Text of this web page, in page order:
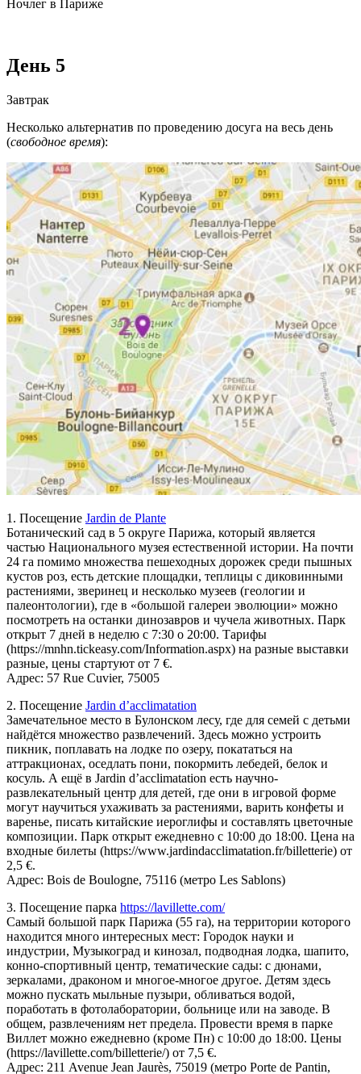
Ночлег в Париже
День 5
Завтрак
Несколько альтернатив по проведению досуга на весь день
(свободное время):
1. Посещение Jardin de Plante
Ботанический сад в 5 округе Парижа, который является
частью Национального музея естественной истории. На почти
24 га помимо множества пешеходных дорожек среди пышных
кустов роз, есть детские площадки, теплицы с диковинными
растениями, зверинец и несколько музеев (геологии и
палеонтологии), где в «большой галереи эволюции» можно
посмотреть на останки динозавров и чучела животных. Парк
открыт 7 дней в неделю с 7:30 о 20:00. Тарифы
(https://mnhn.tickeasy.com/Information.aspx) на разные выставки
разные, цены стартуют от 7 €.
Адрес: 57 Rue Cuvier, 75005
2. Посещение Jardin d’acclimatation
Замечательное место в Булонском лесу, где для семей с детьми
найдётся множество развлечений. Здесь можно устроить
пикник, поплавать на лодке по озеру, покататься на
аттракционах, оседлать пони, покормить лебедей, белок и
косуль. А ещё в Jardin d’acclimatation есть научно-
развлекательный центр для детей, где они в игровой форме
могут научиться ухаживать за растениями, варить конфеты и
варенье, писать китайские иероглифы и составлять цветочные
композиции. Парк открыт ежедневно с 10:00 до 18:00. Цена на
входные билеты (https://www.jardindacclimatation.fr/billetterie) от
2,5 €.
Адрес: Bois de Boulogne, 75116 (метро Les Sablons)
3. Посещение парка https://lavillette.com/
Самый большой парк Парижа (55 га), на территории которого
находится много интересных мест: Городок науки и
индустрии, Музыкоград и кинозал, подводная лодка, шапито,
конно-спортивный центр, тематические сады: с дюнами,
зеркалами, драконом и многое-многое другое. Детям здесь
можно пускать мыльные пузыри, обливаться водой,
поработать в фотолаборатории, больнице или на заводе. В
общем, развлечениям нет предела. Провести время в парке
Виллет можно ежедневно (кроме Пн) с 10:00 до 18:00. Цены
(https://lavillette.com/billetterie/) от 7,5 €.
Адрес: 211 Avenue Jean Jaurès, 75019 (метро Porte de Pantin,